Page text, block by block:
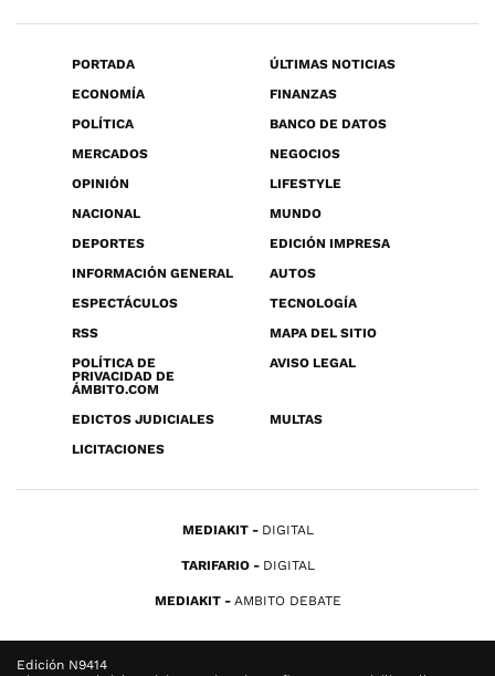
PORTADA
ÚLTIMAS NOTICIAS
ECONOMÍA
FINANZAS
POLÍTICA
BANCO DE DATOS
MERCADOS
NEGOCIOS
OPINIÓN
LIFESTYLE
NACIONAL
MUNDO
DEPORTES
EDICIÓN IMPRESA
INFORMACIÓN GENERAL
AUTOS
ESPECTÁCULOS
TECNOLOGÍA
RSS
MAPA DEL SITIO
POLÍTICA DE
PRIVACIDAD DE
ÁMBITO.COM
AVISO LEGAL
EDICTOS JUDICIALES
MULTAS
LICITACIONES
MEDIAKIT DIGITAL
TARIFARIO DIGITAL
MEDIAKIT AMBITO DEBATE
Edición N9414